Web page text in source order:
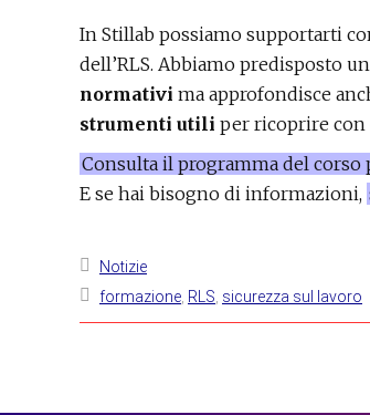
In Stillab possiamo supportarti
dell’RLS. Abbiamo predisposto un
normativi ma approfondisce
strumenti utili per ricoprire con
Consulta il programma del corso
E se hai bisogno di informazioni,
Notizie
formazione, RLS, sicurezza sul lavoro